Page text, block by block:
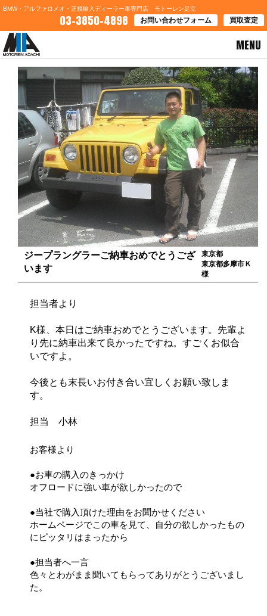
BMW・アルファロメオ・正規輸入ディーラー車専門店 モトーレン足立
03-3850-4898 お問い合わせフォーム 買取査定
MENU
HOME>お客様の声
ジープラングラーご納車おめでとうござ
います
東京都
東京都多摩市Ｋ
様
担当者より
K様、本日はご納車おめでとうございます。先輩よ
り先に納車出来て良かったですね。すごくお似合
いですよ。
今後とも末長いお付き合い宜しくお願い致しま
す。
担当 小林
お客様より
●お車の購入のきっかけ
オフロードに強い車が欲しかったので
●当社で購入頂けた理由をお聞かせください
ホームページでこの車を見て、自分の欲しかったもの
にピッタリはまったから
●担当者へ一言
色々とわがまま聞いてもらってありがとうございまし
た。